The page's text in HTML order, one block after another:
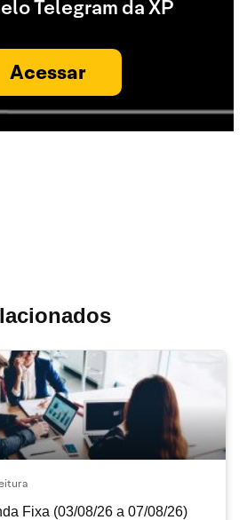
Telegram da XP
Acessar
Fixa (03/08/26 a 07/08/26)